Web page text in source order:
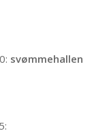
svømmehallen